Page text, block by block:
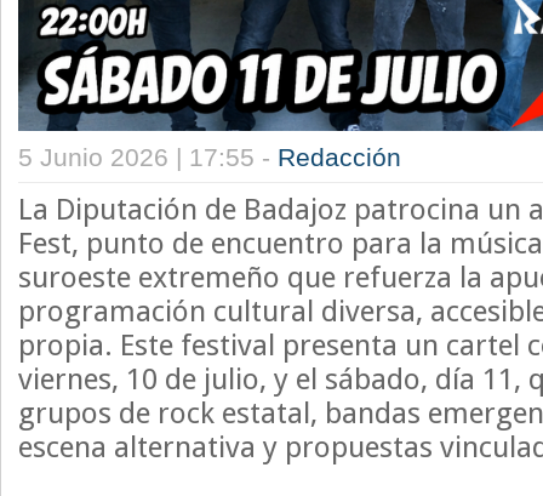
5 Junio 2026 | 17:55 - Redacción
La Diputación de Badajoz patrocina un
Fest, punto de encuentro para la
suroeste extremeño que refuerza la
programación cultural diversa,
propia. Este festival presenta un cartel
viernes, 10 de julio, y el sábado, día 11,
grupos de rock estatal, bandas
escena alternativa y propuestas